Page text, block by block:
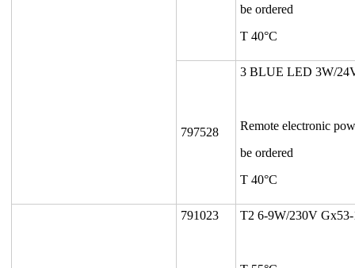
be ordered
T 40°C
797528
3 BLUE LED 3W/
Remote electronic
be ordered
T 40°C
791023 T2 6-9W/230V